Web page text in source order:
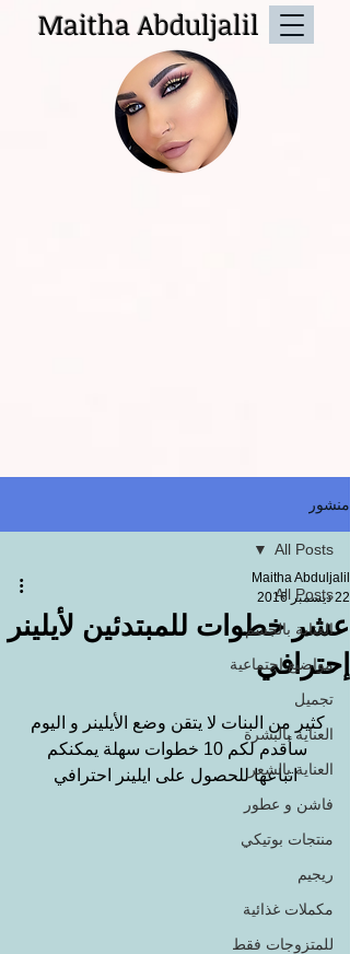
Maitha Abduljalil
منشور
All Posts
العناية بالجسم
مواضيع اجتماعية
تجميل
العناية بالبشرة
العناية بالشعر
فاشن و عطور
منتجات بوتيكي
ريجيم
مكملات غذائية
للمتزوجات فقط
All Posts
عشر خطوات للمبتدئين لأيلينر
إحترافي
Maitha Abduljalil
22 ديسمبر 2016
كثير من البنات لا يتقن وضع الأيلينر و اليوم
سأقدم لكم 10 خطوات سهلة يمكنكم
اتباعها للحصول على ايلينر احترافي